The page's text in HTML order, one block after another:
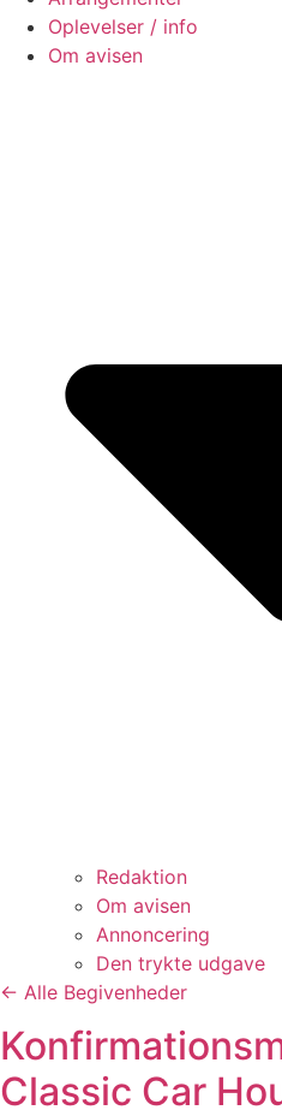
Oplevelser / info
Om avisen
Redaktion
Om avisen
Annoncering
Den trykte udgave
← Alle Begivenheder
Classic Car